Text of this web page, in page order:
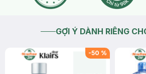
GỢI Ý DÀNH RIÊNG
-50 %